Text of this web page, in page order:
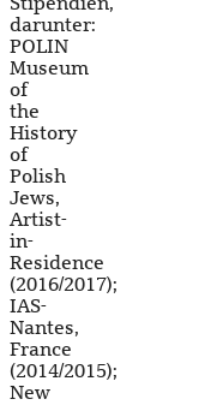
darunter:
POLIN
Museum
of
the
History
of
Polish
Jews,
Artist-
in-
Residence
(2016/2017);
IAS-
Nantes,
France
(2014/2015);
New